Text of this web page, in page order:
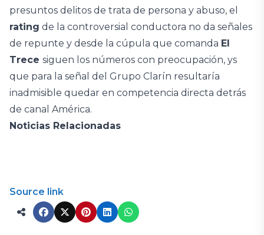
presuntos delitos de trata de persona y abuso, el
rating de la controversial conductora no da señales
de repunte y desde la cúpula que comanda El
Trece siguen los números con preocupación, ys
que para la señal del Grupo Clarín resultaría
inadmisible quedar en competencia directa detrás
de canal América.
Noticias Relacionadas
Source link